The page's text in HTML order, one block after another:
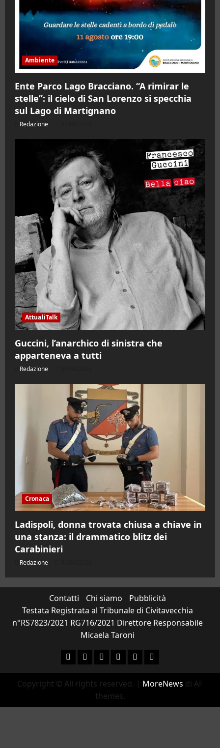
Ambiente
Ente Parco Lago Bracciano. “A rimirar le
stelle”: il cielo di San Lorenzo si specchia
sul Lago di Martignano
Redazione
AttualiTalk
Guccini, l’anarchico di sinistra che
apparteneva a tutti
Redazione
Cronaca
Ladispoli, donna trovata chiusa a chiave in
una stanza: il drammatico blitz dei
Carabinieri
Redazione
Contatti Chi siamo
Pubblicità
Testata Registrata al Tribunale di Civitavecchia
n°RS7823/2021 RG716/2021 Direttore Responsabile
Micaela Taroni
FacebookInstagram
YouTubeTwitterEmailEnte Parco
Copyright © All rights reserved. | MoreNews di AF
themes.